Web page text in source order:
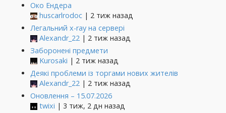
Око Ендера
huscarlrodoc | 2 тиж назад
Легальний x-ray на сервері
Alexandr_22 | 2 тиж назад
Заборонені предмети
Kurosaki | 2 тиж назад
Деякі проблеми із торгами нових жителів
Alexandr_22 | 2 тиж назад
Оновлення – 15.07.2026
twixi | 3 тиж, 2 дн назад